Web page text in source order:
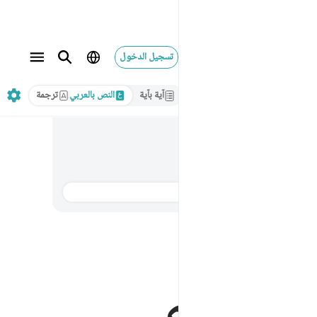
تسجيل الدخول
آية بآية النص بالعربي ترجمة